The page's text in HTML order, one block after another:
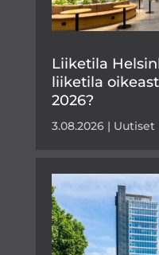
Liiketila
liiketila
2026?
3.08.2026| Uutiset